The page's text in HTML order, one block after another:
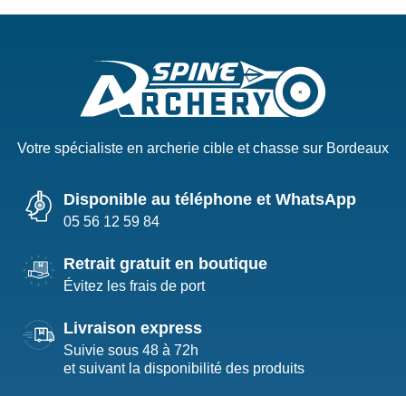
Votre spécialiste en archerie cible et chasse sur Bordeaux
Disponible au téléphone et WhatsApp
05 56 12 59 84
Retrait gratuit en boutique
Évitez les frais de port
Livraison express
Suivie sous 48 à 72h
et suivant la disponibilité des produits